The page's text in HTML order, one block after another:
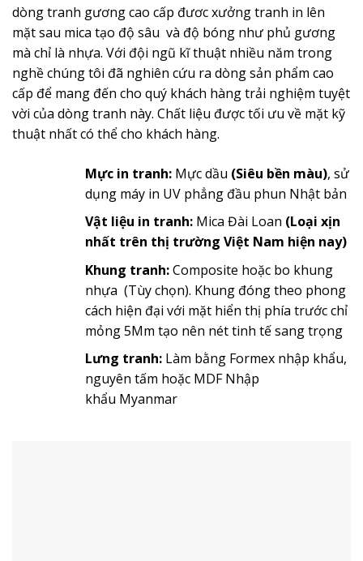
dòng tranh gương cao cấp đươc xưởng tranh in lên
mặt sau mica tạo độ sâu và độ bóng như phủ gương
mà chỉ là nhựa. Với đội ngũ kĩ thuật nhiều năm trong
nghề chúng tôi đã nghiên cứu ra dòng sản phẩm cao
cấp để mang đến cho quý khách hàng trải nghiệm tuyệt
vời của dòng tranh này. Chất liệu được tối ưu về mặt kỹ
thuật nhất có thể cho khách hàng.
Mực in tranh:Mực dầu (Siêu bền màu), sử
dụng máy in UV phẳng đầu phun Nhật bản
Vật liệu in tranh:Mica Đài Loan (Loại xịn
nhất trên thị trường Việt Nam hiện nay)
Khung tranh:Composite hoặc bo khung
nhựa (Tùy chọn). Khung đóng theo phong
cách hiện đại với mặt hiển thị phía trước chỉ
mỏng 5Mm tạo nên nét tinh tế sang trọng
Lưng tranh:Làm bằng Formex nhập khẩu,
nguyên tấm hoặc MDF Nhập
khẩu Myanmar